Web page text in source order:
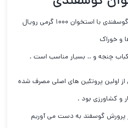
گوشت ترد و لطیف راسته گوسفندی با استخوان ۱۰۰۰ گرمی رویال
و خوراک
چنجه و .. بسیار مناسب است .
اولین پروتئین های اصلی مصرف شده
و کشاورزی بود .
پرورش گوسفند به دست می آوریم